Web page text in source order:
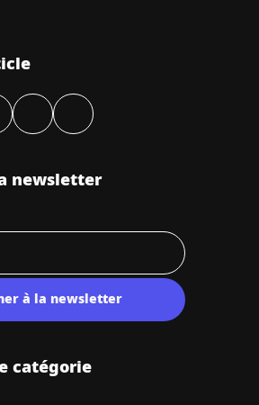
newsletter
à la newsletter
catégorie